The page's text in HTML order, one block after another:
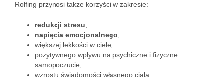
Rolfing przynosi także korzyści w zakresie:
redukcji stresu
napięcia emocjonalnego
większej lekkości w ciele,
pozytywnego wpływu na psychiczne i fizyczne
samopoczucie,
wzrostu świadomości własnego ciała.